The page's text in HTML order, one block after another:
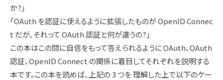
か?」
「OAuth を認証に使えるように拡張したものが OpenID Connec
t だが、それって OAuth 認証と何が違うの?」
この本はこの問に自信をもって答えられるように OAuth、OAuth
認証、OpenID Connect の関係に着目してそれぞれを説明する
本です。この本を読めば、上記の 3 つを 理解した上で以下のケー